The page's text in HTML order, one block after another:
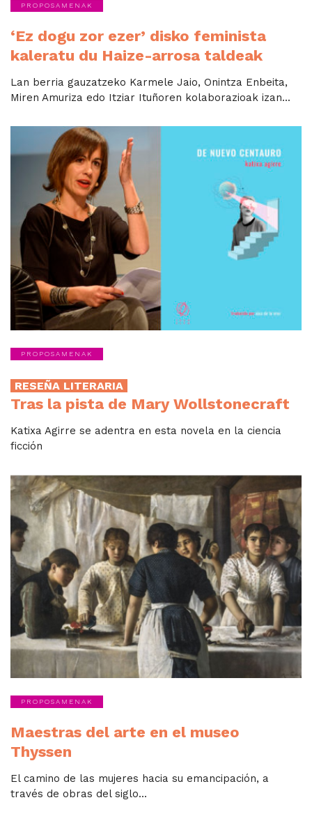
PROPOSAMENAK
‘Ez dogu zor ezer’ disko feminista
kaleratu du Haize-arrosa taldeak
Lan berria gauzatzeko Karmele Jaio, Onintza Enbeita,
Miren Amuriza edo Itziar Ituñoren kolaborazioak izan...
PROPOSAMENAK
RESEÑA LITERARIA
Tras la pista de Mary Wollstonecraft
Katixa Agirre se adentra en esta novela en la ciencia
ficción
PROPOSAMENAK
Maestras del arte en el museo
Thyssen
El camino de las mujeres hacia su emancipación, a
través de obras del siglo...